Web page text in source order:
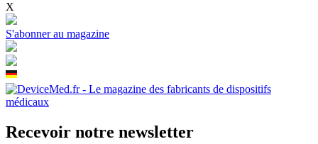
X
S'abonner au magazine
Recevoir notre newsletter